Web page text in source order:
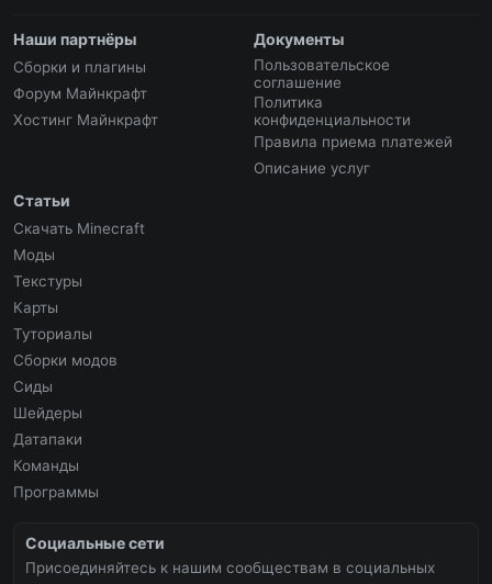
Наши партнёры
Сборки и плагины
Форум Майнкрафт
Хостинг Майнкрафт
Документы
Пользовательское
соглашение
Политика
конфиденциальности
Правила приема платежей
Описание услуг
Статьи
Скачать Minecraft
Моды
Текстуры
Карты
Туториалы
Сборки модов
Сиды
Шейдеры
Датапаки
Команды
Программы
Социальные сети
Присоединяйтесь к нашим сообществам в социальных